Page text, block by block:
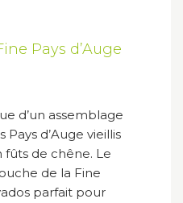
Pays d’Auge
d’un assemblage
d’Auge vieillis
fûts de chêne. Le
de la Fine
parfait pour